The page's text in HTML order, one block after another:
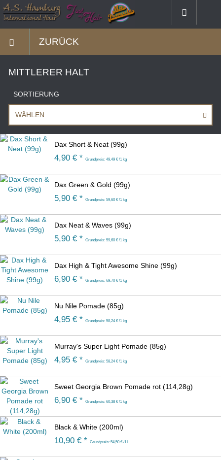
ZURÜCK
MITTLERER HALT
SORTIERUNG
WÄHLEN
Dax Short & Neat (99g)
4,90 € * Grundpreis: 49,49 € /1 kg
Dax Green & Gold (99g)
5,90 € * Grundpreis: 59,60 € /1 kg
Dax Neat & Waves (99g)
5,90 € * Grundpreis: 59,60 € /1 kg
Dax High & Tight Awesome Shine (99g)
6,90 € * Grundpreis: 69,70 € /1 kg
Nu Nile Pomade (85g)
4,95 € * Grundpreis: 58,24 € /1 kg
Murray's Super Light Pomade (85g)
4,95 € * Grundpreis: 58,24 € /1 kg
Sweet Georgia Brown Pomade rot (114,28g)
6,90 € * Grundpreis: 60,38 € /1 kg
Black & White (200ml)
10,90 € * Grundpreis: 54,50 € /1 l